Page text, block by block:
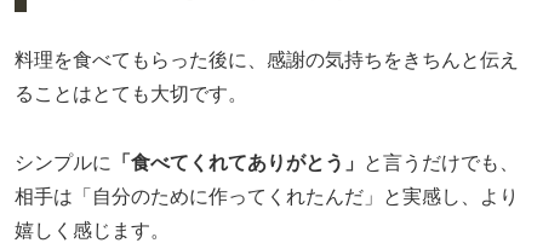
料理を食べてもらった後に、感謝の気持ちをきちんと伝え
ることはとても大切です。
シンプルに 「食べてくれてありがとう」
と言うだけでも、
相手は「自分のために作ってくれたんだ」と実感し、より
嬉しく感じます。